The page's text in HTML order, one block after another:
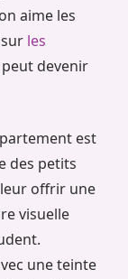
aime les
les
peut devenir
est
des petits
offrir une
visuelle
une teinte